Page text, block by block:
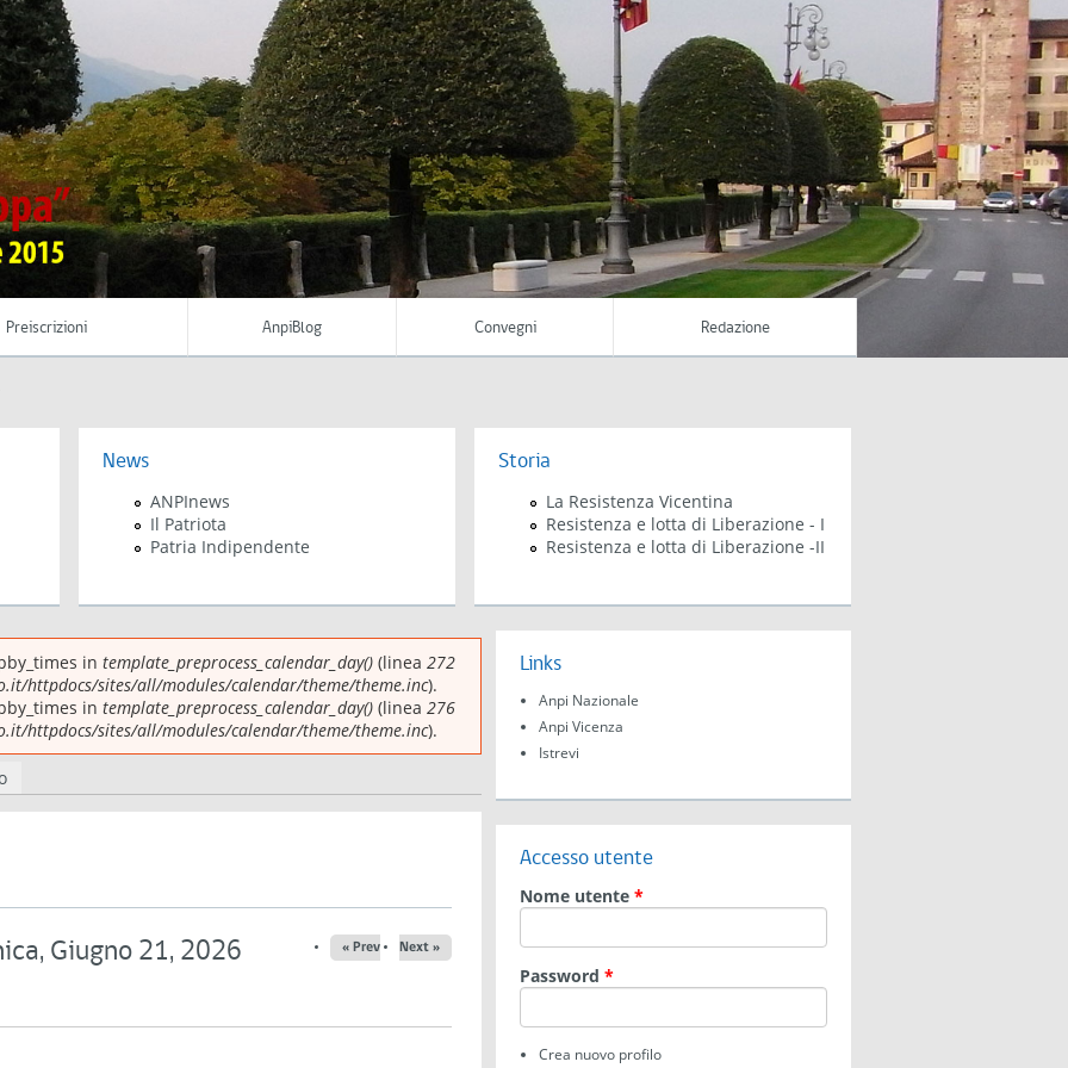
Preiscrizioni AnpiBlog Convegni Redazione
News
ANPInews
Il Patriota
Patria Indipendente
Storia
La Resistenza Vicentina
Resistenza e lotta di Liberazione - I
Resistenza e lotta di Liberazione -II
errore
in template_preprocess_calendar_day() (linea 272
httpdocs/sites/all/modules/calendar/theme/theme.inc).
in template_preprocess_calendar_day() (linea 276
httpdocs/sites/all/modules/calendar/theme/theme.inc).
Giugno 21, 2026 « Prev Next »
Links
Anpi Nazionale
Anpi Vicenza
Istrevi
Accesso utente
Nome utente*
Password*
Crea nuovo profilo